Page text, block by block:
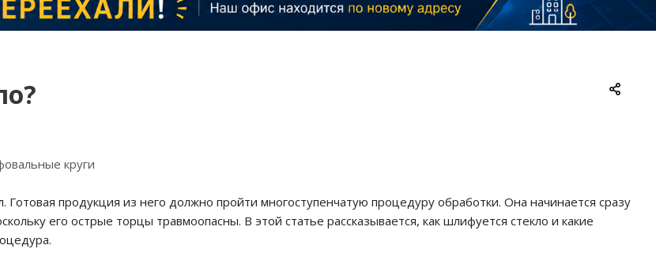
круги
продукция из него должно пройти многоступенчатую процедуру обработки. Она начинается сразу
его острые торцы травмоопасны. В этой статье рассказывается, как шлифуется стекло и какие